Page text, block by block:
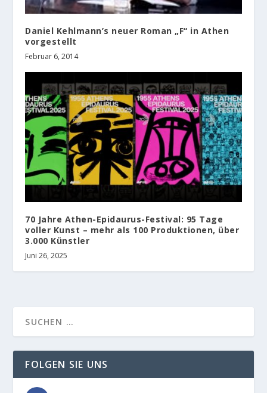
Daniel Kehlmann’s neuer Roman „F“ in Athen
vorgestellt
Februar 6, 2014
70 Jahre Athen-Epidaurus-Festival: 95 Tage
voller Kunst – mehr als 100 Produktionen, über
3.000 Künstler
Juni 26, 2025
FOLGEN SIE UNS